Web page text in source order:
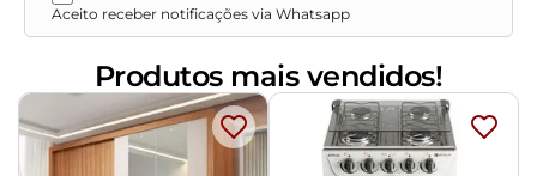
Aceito receber notificações via Whatsapp
Produtos mais vendidos!